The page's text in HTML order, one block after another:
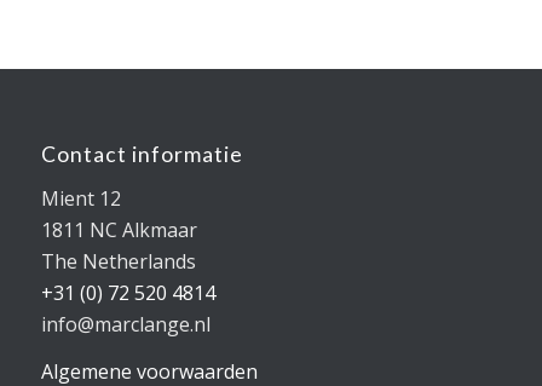
Contact informatie
Mient 12
1811 NC Alkmaar
The Netherlands
+31 (0) 72 520 4814
info@marclange.nl
Algemene voorwaarden